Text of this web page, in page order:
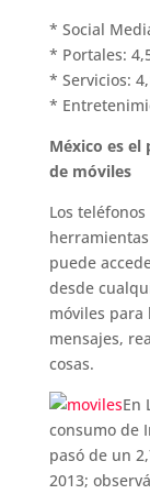
* Social
* Portales:
* Servicios:
*
México es el
de móviles
Los
puede
desde
móviles
mensajes,
cosas.
En
consumo de
pasó de un
2013;